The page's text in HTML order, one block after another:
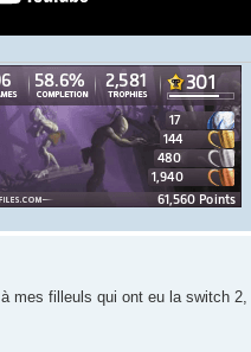
mes filleuls qui ont eu la switch